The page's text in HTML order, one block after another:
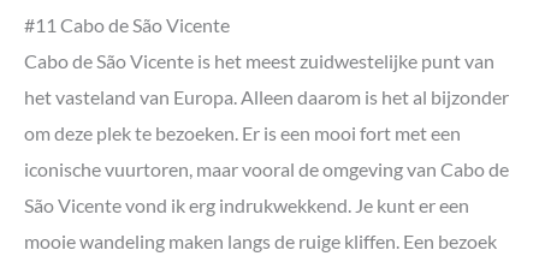
#11 Cabo de São Vicente
Cabo de São Vicente is het meest zuidwestelijke punt van
het vasteland van Europa. Alleen daarom is het al bijzonder
om deze plek te bezoeken. Er is een mooi fort met een
iconische vuurtoren, maar vooral de omgeving van Cabo de
São Vicente vond ik erg indrukwekkend. Je kunt er een
mooie wandeling maken langs de ruige kliffen. Een bezoek